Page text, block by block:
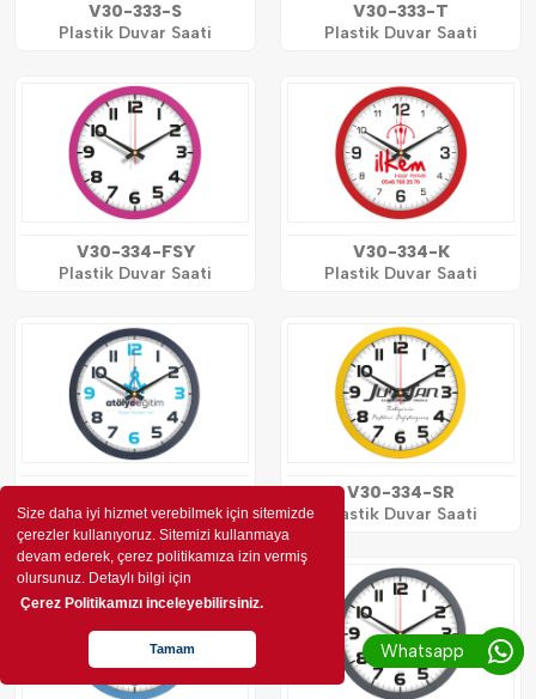
Size daha iyi hizmet verebilmek için sitemizde
çerezler kullanıyoruz. Sitemizi kullanmaya
devam ederek, çerez politikamıza izin vermiş
olursunuz. Detaylı bilgi için
Çerez Politikamızı inceleyebilirsiniz.
Tamam
V30-333-S
Plastik Duvar Saati
V30-333-T
Plastik Duvar Saati
V30-334-FSY
Plastik Duvar Saati
V30-334-K
Plastik Duvar Saati
V30-334-L
Plastik Duvar Saati
V30-334-SR
Plastik Duvar Saati
Whatsapp